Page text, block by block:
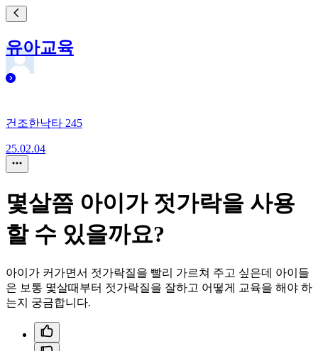
유아교육
건조한낙타 245
25.02.04
몇살쯤 아이가 젓가락을 사용
할 수 있을까요?
아이가 커가면서 젓가락질을 빨리 가르쳐 주고 싶은데 아이들
은 보통 몇살때부터 젓가락질을 잘하고 어떻게 교육을 해야 하
는지 궁금합니다.